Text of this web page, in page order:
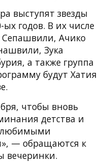
выступят звезды
ых годов. В их числе
Ачико
Зука
а также группа
будут Хатия
чтобы вновь
детства и
любимыми
— обращаются к
вечеринки.